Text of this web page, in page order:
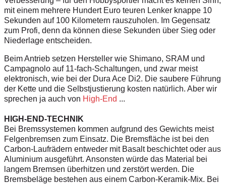
mit einem mehrere Hundert Euro teuren Lenker knappe 10
Sekunden auf 100 Kilometern rauszuholen. Im Gegensatz
zum Profi, denn da können diese Sekunden über Sieg oder
Niederlage entscheiden.
Beim Antrieb setzen Hersteller wie Shimano, SRAM und
Campagnolo auf 11-fach-Schaltungen, und zwar meist
elektronisch, wie bei der Dura Ace Di2. Die saubere Führung
der Kette und die Selbstjustierung kosten natürlich. Aber wir
sprechen ja auch von High-End ...
HIGH-END-TECHNIK
Bei Bremssystemen kommen aufgrund des Gewichts meist
Felgenbremsen zum Einsatz. Die Bremsfläche ist bei den
Carbon-Laufrädern entweder mit Basalt beschichtet oder aus
Aluminium ausgeführt. Ansonsten würde das Material bei
langem Bremsen überhitzen und zerstört werden. Die
Bremsbeläge bestehen aus einem Carbon-Keramik-Mix. Bei